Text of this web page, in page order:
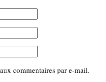
commentaires par e-mail.